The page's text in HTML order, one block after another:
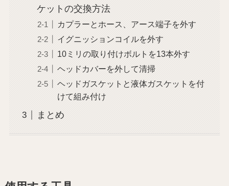
ケットの交換方法
カプラーとホース、アース端子を外す
イグニッションコイルを外す
10ミリの取り付けボルトを13本外す
ヘッドカバーを外して清掃
ヘッドガスケットと液体ガスケットを付
けて組み付け
まとめ